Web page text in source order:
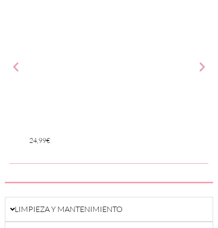
24,99€
LIMPIEZA Y MANTENIMIENTO